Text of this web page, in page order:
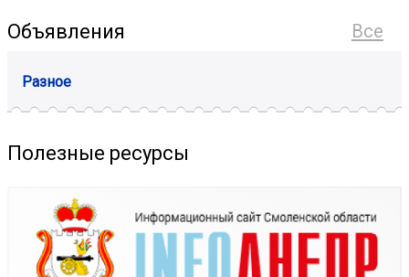
Все
Объявления
Разное
Полезные ресурсы